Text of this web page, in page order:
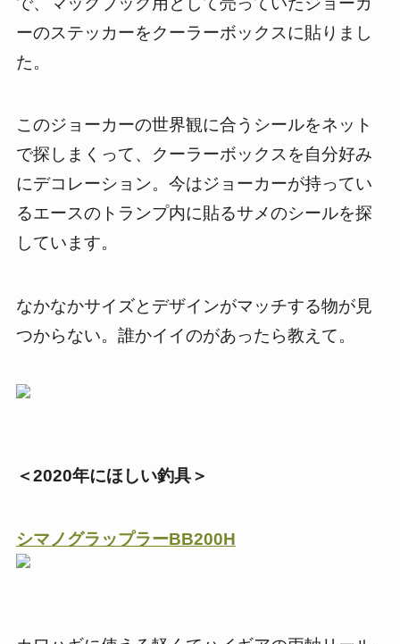
ーのステッカーをクーラーボックスに貼りまし
た。
このジョーカーの世界観に合うシールをネット
で探しまくって、クーラーボックスを自分好み
にデコレーション。今はジョーカーが持ってい
るエースのトランプ内に貼るサメのシールを探
しています。
なかなかサイズとデザインがマッチする物が見
つからない。誰かイイのがあったら教えて。
＜2020年にほしい釣具＞
シマノグラップラーBB200H